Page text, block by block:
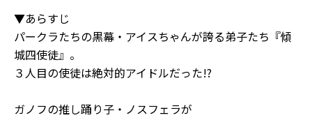
▼あらすじ
パークラたちの黒幕・アイスちゃんが誇る弟子たち『傾
城四使徒』。
３人目の使徒は絶対的アイドルだった!?
ガノフの推し踊り子・ノスフェラが